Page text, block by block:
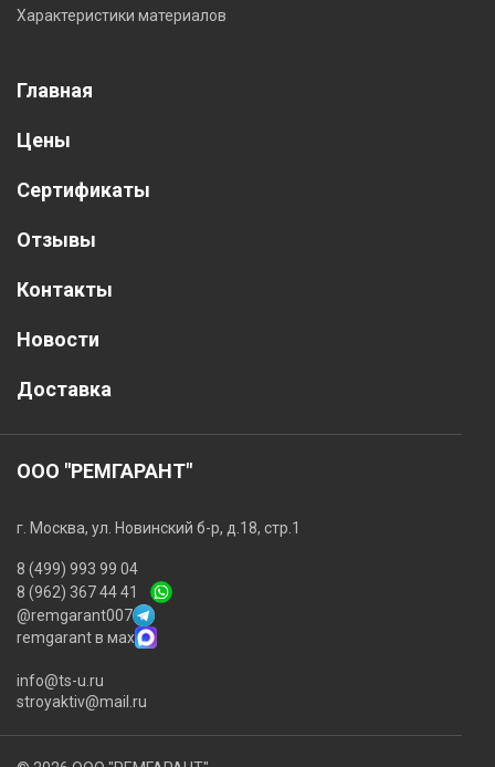
Характеристики материалов
Главная
Цены
Сертификаты
Отзывы
Контакты
Новости
Доставка
ООО "РЕМГАРАНТ"
г. Москва, ул. Новинский б-р, д.18, стр.1
8 (499) 993 99 04
8 (962) 367 44 41
@remgarant007
remgarant в мах
info@ts-u.ru
stroyaktiv@mail.ru